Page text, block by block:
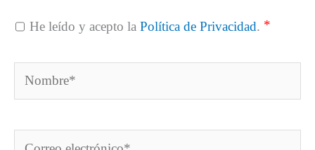
He leído y acepto la Política de Privacidad. *
Nombre*
Correo